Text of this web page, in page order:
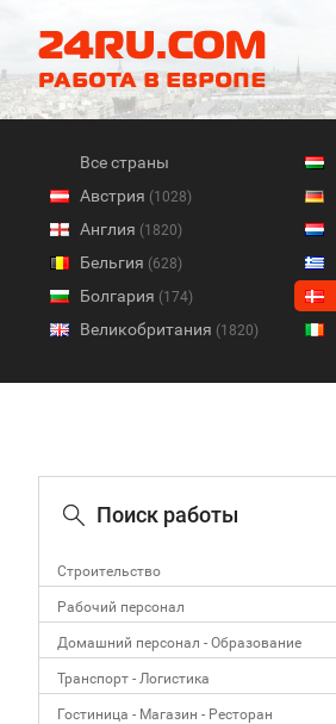
Все страны
Австрия (1028)
Англия (1820)
Бельгия (628)
Болгария (174)
Великобритания (1820)
Поиск работы
Строительство
Рабочий персонал
Домашний персонал - Образование
Транспорт - Логистика
Гостиница - Магазин - Ресторан